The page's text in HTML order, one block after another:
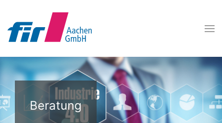
Beratung